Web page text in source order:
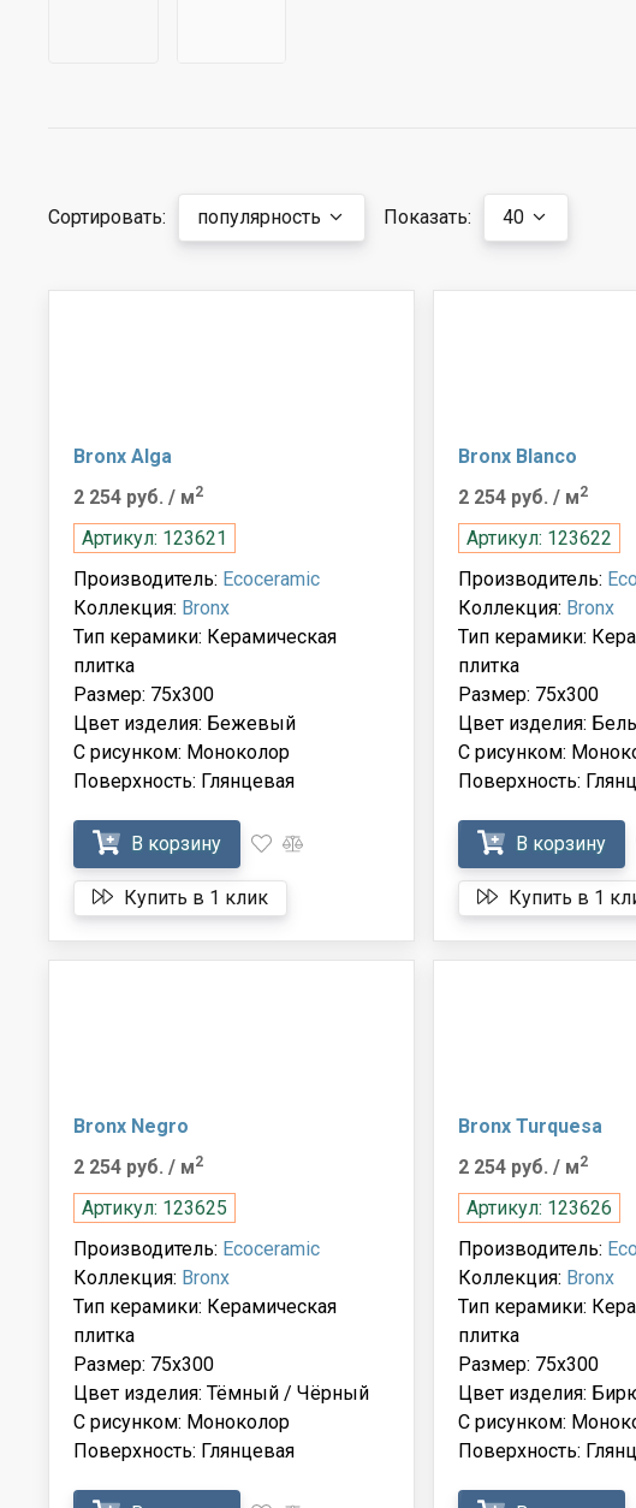
Сортировать: популярность Показать: 40
Bronx Alga
2 254 руб. / м2
Артикул: 123621
Производитель: Ecoceramic
Коллекция: Bronx
Тип керамики: Керамическая
плитка
Размер: 75x300
Цвет изделия: Бежевый
С рисунком: Моноколор
Поверхность: Глянцевая
В корзину
Купить в 1 клик
Bronx Blanco
2 254 руб. / м2
Артикул: 123622
Производитель:
Коллекция: Bronx
Тип керамики:
плитка
Размер: 75x300
Цвет изделия:
С рисунком:
Поверхность:
В корзину
Купить в 1
Bronx Negro
2 254 руб. / м2
Артикул: 123625
Производитель: Ecoceramic
Коллекция: Bronx
Тип керамики: Керамическая
плитка
Размер: 75x300
Цвет изделия: Тёмный / Чёрный
С рисунком: Моноколор
Поверхность: Глянцевая
Bronx Turquesa
2 254 руб. / м2
Артикул: 123626
Производитель:
Коллекция: Bronx
Тип керамики:
плитка
Размер: 75x300
Цвет изделия:
С рисунком:
Поверхность: